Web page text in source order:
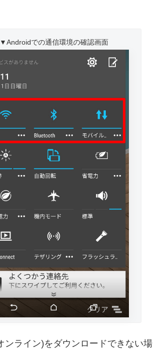
▼Androidでの通信環境の確認画面
ンライン)をダウンロードできない場